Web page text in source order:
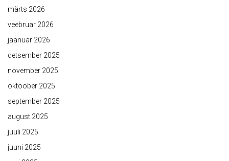
märts 2026
veebruar 2026
jaanuar 2026
detsember 2025
november 2025
oktoober 2025
september 2025
august 2025
juuli 2025
juuni 2025